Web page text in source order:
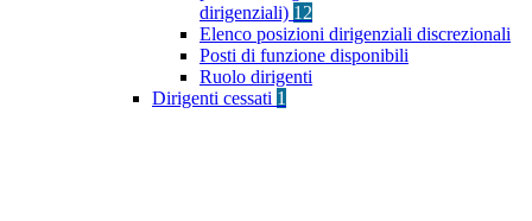
dirigenziali) 12
Elenco posizioni dirigenziali discrezionali
Posti di funzione disponibili
Ruolo dirigenti
Dirigenti cessati 1